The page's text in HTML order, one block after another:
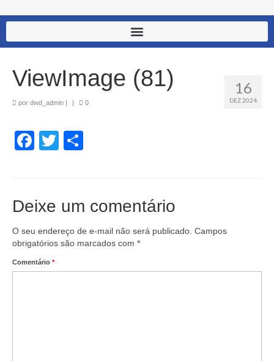
16
DEZ 2024
ViewImage (81)
por dwd_admin 0
Facebook
Twitter
Deixe um comentário
O seu endereço de e-mail não será publicado. Campos
obrigatórios são marcados com *
Comentário *